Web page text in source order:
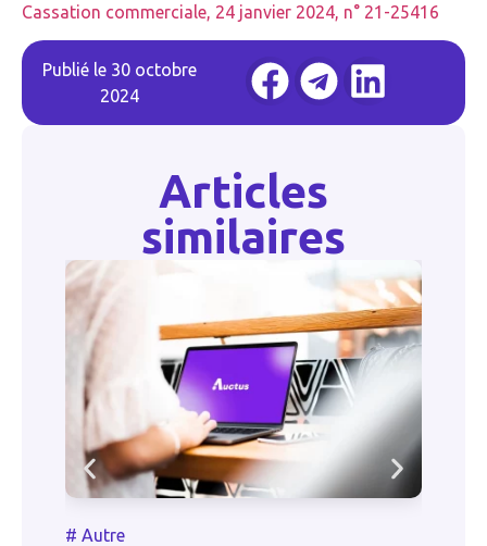
Cassation commerciale, 24 janvier 2024, n° 21-25416
Publié le 30 octobre
2024
Articles
similaires
# Autre